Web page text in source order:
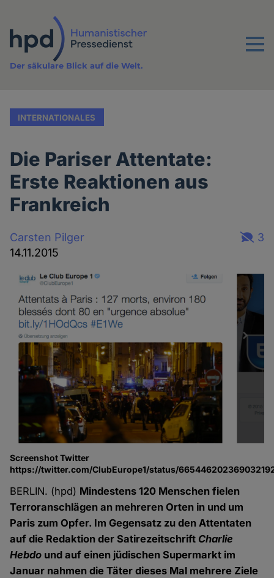
Inhalt
Menu
Der säkulare Blick auf die Welt.
INTERNATIONALES
Die Pariser Attentate:
Erste Reaktionen aus
Frankreich
Carsten Pilger
14.11.2015
3
Screenshot Twitter
https://twitter.com/ClubEurope1/status/
BERLIN. (hpd) Mindestens 120 Menschen fielen
Terroranschlägen an mehreren Orten in und um
Paris zum Opfer. Im Gegensatz zu den Attentaten
auf die Redaktion der Satirezeitschrift Charlie
Hebdo und auf einen jüdischen Supermarkt im
Januar nahmen die Täter dieses Mal mehrere Ziele